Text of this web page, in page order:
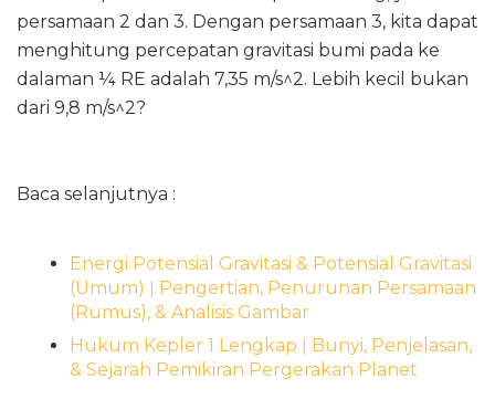
persamaan 2 dan 3. Dengan persamaan 3, kita dapat
menghitung percepatan gravitasi bumi pada ke
dalaman ¼ RE adalah 7,35 m/s^2. Lebih kecil bukan
dari 9,8 m/s^2?
Baca selanjutnya :
Energi Potensial Gravitasi & Potensial Gravitasi
(Umum) ǀ Pengertian, Penurunan Persamaan
(Rumus), & Analisis Gambar
Hukum Kepler 1 Lengkap ǀ Bunyi, Penjelasan,
& Sejarah Pemikiran Pergerakan Planet